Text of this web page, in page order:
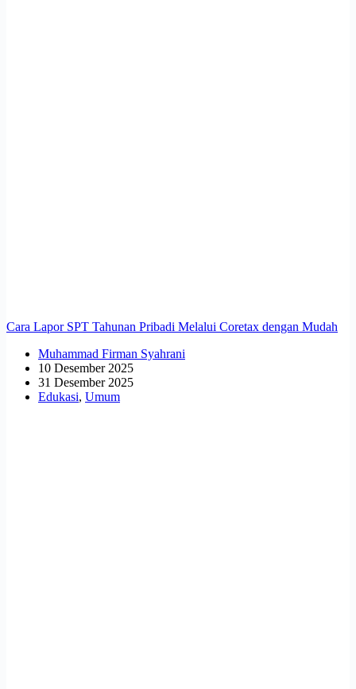
Cara Lapor SPT Tahunan Pribadi Melalui Coretax dengan Mudah
Muhammad Firman Syahrani
10 Desember 2025
31 Desember 2025
Edukasi, Umum